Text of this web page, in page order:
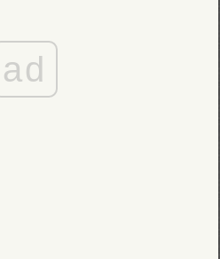
ad